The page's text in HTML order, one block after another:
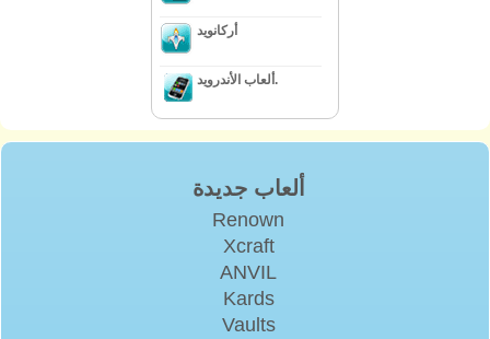
أركانويد
ألعاب الأندرويد.
ألعاب جديدة
Renown
Xcraft
ANVIL
Kards
Vaults